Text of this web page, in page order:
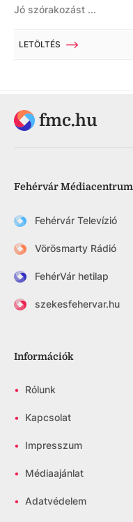
Jó szórakozást ...
LETÖLTÉS
fmc.hu
Fehérvár Médiacentrum
Fehérvár Televízió
Vörösmarty Rádió
FehérVár hetilap
szekesfehervar.hu
Információk
• Rólunk
• Kapcsolat
• Impresszum
• Médiaajánlat
• Adatvédelem